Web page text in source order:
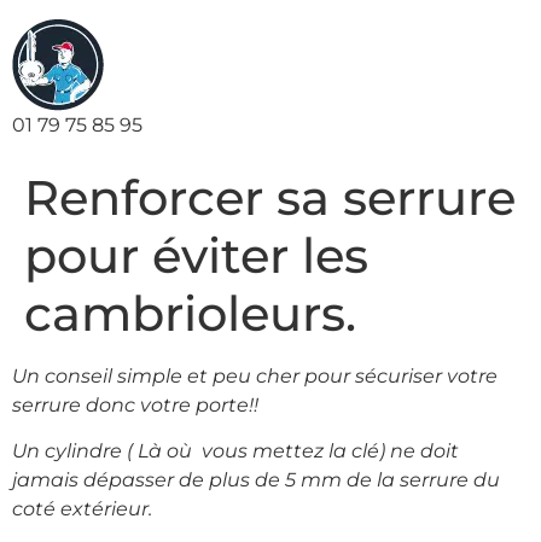
01 79 75 85 95
Renforcer sa serrure
pour éviter les
cambrioleurs.
Un conseil simple et peu cher pour sécuriser votre
serrure donc votre porte!!
Un cylindre ( Là où vous mettez la clé) ne doit
jamais dépasser de plus de 5 mm de la serrure du
coté extérieur.